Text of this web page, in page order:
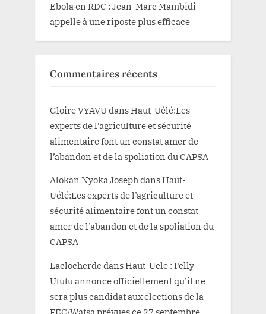
Ebola en RDC : Jean-Marc Mambidi
appelle à une riposte plus efficace
Commentaires récents
Gloire VYAVUdansHaut-Uélé:Les
experts de l’agriculture et sécurité
alimentaire font un constat amer de
l’abandon et de la spoliation du CAPSA
Alokan Nyoka JosephdansHaut-
Uélé:Les experts de l’agriculture et
sécurité alimentaire font un constat
amer de l’abandon et de la spoliation du
CAPSA
Laclocherdc dansHaut-Uele : Felly
Ututu annonce officiellement qu’il ne
sera plus candidat aux élections de la
FEC/Watsa prévues ce 27 septembre